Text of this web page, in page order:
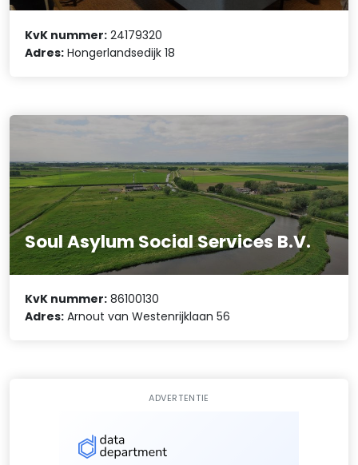
KvK nummer: 24179320
Adres: Hongerlandsedijk 18
Soul Asylum Social Services B.V.
KvK nummer: 86100130
Adres: Arnout van Westenrijklaan 56
ADVERTENTIE